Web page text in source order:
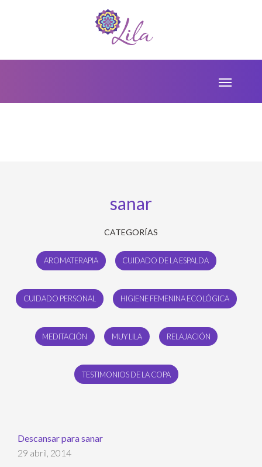
sanar
CATEGORÍAS
AROMATERAPIA CUIDADO DE LA ESPALDA
CUIDADO PERSONAL HIGIENE FEMENINA ECOLÓGICA
MEDITACIÓN MUY LILA RELAJACIÓN
TESTIMONIOS DE LA COPA
Descansar para sanar
29 abril, 2014